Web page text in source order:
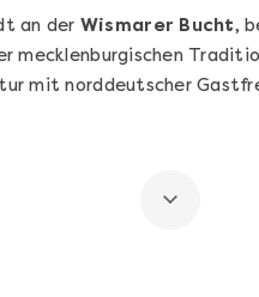
an der Wismarer Bucht,
mecklenburgischen
mit norddeutscher